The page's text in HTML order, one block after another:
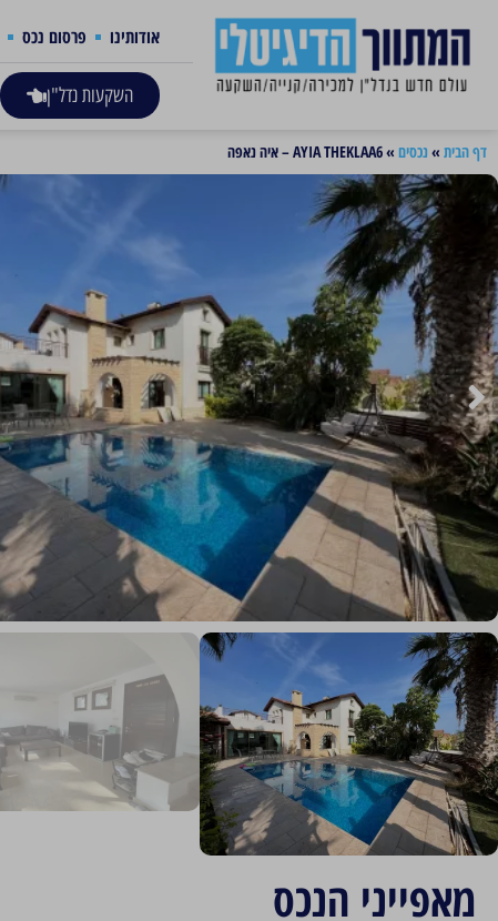
אודותינו פרסום נכס
השקעות נדל"ן
דף הבית »נכסים »AYIA THEKLAA6 – איה נאפה
מאפייני הנכס